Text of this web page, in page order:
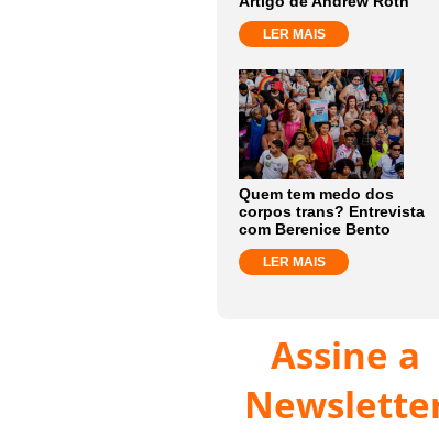
LER MAIS
Quem tem medo dos
corpos trans? Entrevista
com Berenice Bento
LER MAIS
Assine a